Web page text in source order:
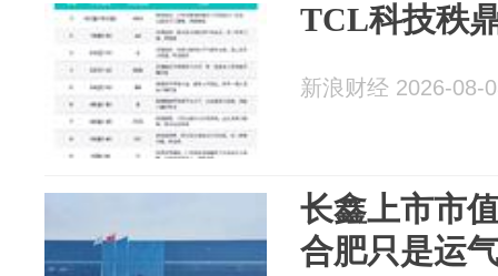
TCL科技秩
新浪财经 2026-08-
长鑫上市市
合肥只是运